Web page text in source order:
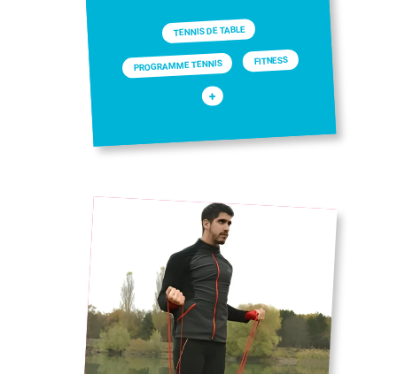
TENNIS DE TABLE
PROGRAMME TENNIS FITNESS
+